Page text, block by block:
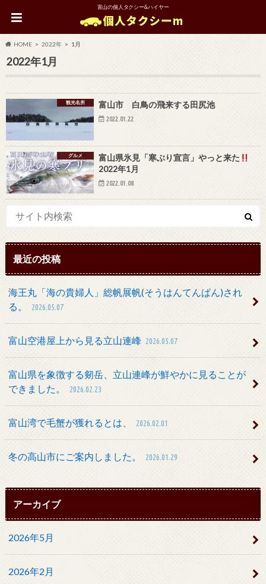
富山の個人タクシー&ハイヤー
HOME 2022年 1月
2022年1月
観光名所 富山市 白鳥の飛来する田尻池
2022.01.22
グルメ
富山県氷見「寒ぶり宣言」やっと来た
2022年1月
2022.01.08
最近の投稿
海王丸「海の貴婦人」総帆展帆(そうはんてんぱん)され
る。
2026.05.07
富山空港屋上から見る立山連峰 2026.05.07
富山県を象徴する剱岳、立山連峰が鮮やかに見ることが
できました。
2026.02.23
富山湾で毛蟹が獲れるとは、 2026.02.01
冬の高山市にご案内しました。 2026.01.29
アーカイブ
2026年5月
2026年2月